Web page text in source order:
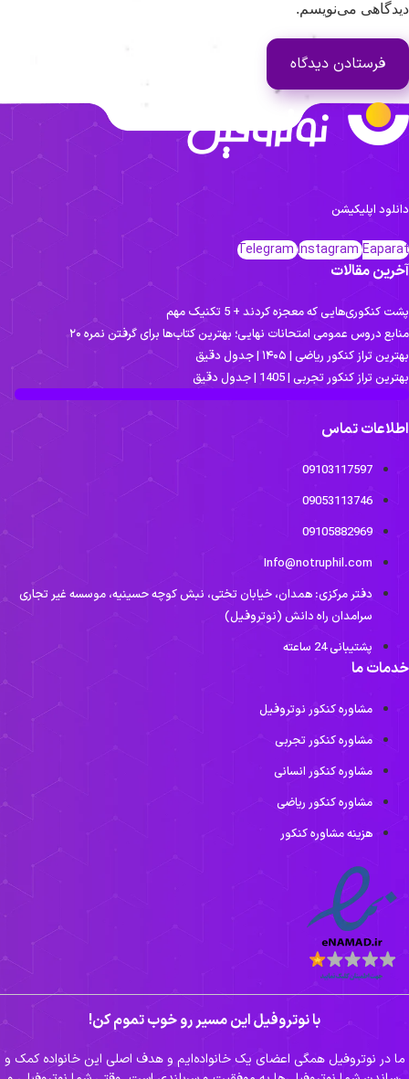
دیدگاهی می‌نویسم.
دانلود اپلیکیشن
Telegram Instagram Eaparat
آخرین مقالات
پشت کنکوری‌هایی که معجزه کردند + 5 تکنیک مهم
منابع دروس عمومی امتحانات نهایی؛ بهترین کتاب‌ها برای گرفتن نمره ۲۰
بهترین تراز کنکور ریاضی | ۱۴۰۵ | جدول دقیق
بهترین تراز کنکور تجربی | 1405 | جدول دقیق
اطلاعات تماس
09103117597
09053113746
09105882969
Info@notruphil.com
دفتر مرکزی: همدان، خیابان تختی، نبش کوچه حسینیه، موسسه غیر تجاری
سرامدان راه دانش (نوتروفیل)
پشتیبانی 24 ساعته
خدمات ما
مشاوره کنکور نوتروفیل
مشاوره کنکور تجربی
مشاوره کنکور انسانی
مشاوره کنکور ریاضی
هزینه مشاوره کنکور
با نوتروفیل این مسیر رو خوب تموم کن!
ما در نوتروفیل همگی اعضای یک خانواده‌ایم و هدف اصلی این خانواده کمک و